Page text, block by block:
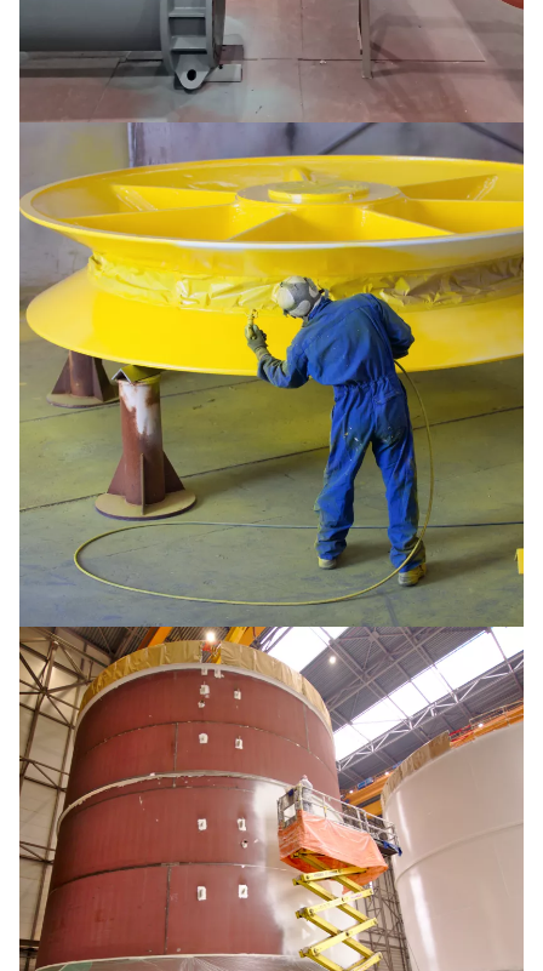
Dredging pipes
Sheaves